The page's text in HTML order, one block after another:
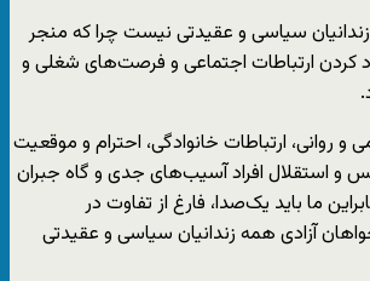
سیاسی و عقیدتی نیست چرا که منجر
کردن ارتباطات اجتماعی و فرصت‌های شغلی و
روانی، ارتباطات خانوادگی، احترام و موقعیت
و استقلال افراد آسیب‌های جدی و گاه جبران
ما باید یک‌صدا، فارغ از تفاوت‌ در
آزادی همه‌ زندانیان سیاسی و عقیدتی